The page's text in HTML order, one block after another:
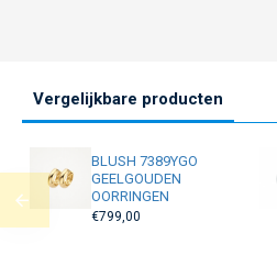
Vergelijkbare producten
BLUSH 7389YGO
GEELGOUDEN
OORRINGEN
€799,00